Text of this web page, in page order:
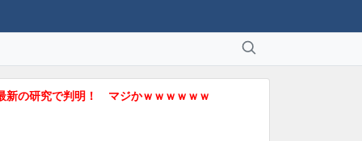
の研究で判明！ マジかｗｗｗｗｗｗ